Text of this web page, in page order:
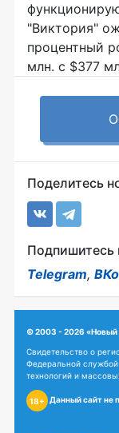
"Виктория"
процентный
млн. с $377
Поделитесь
Подпишитесь
Telegram,
© 2003 - 2026 «Новый
Свидетельство о
Федеральной
технологий и
18+ Данный сайт не